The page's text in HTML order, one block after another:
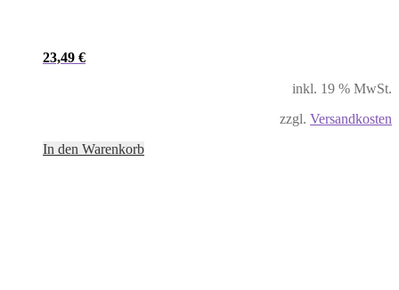
23,49 €
inkl. 19 % MwSt.
zzgl. Versandkosten
In den Warenkorb